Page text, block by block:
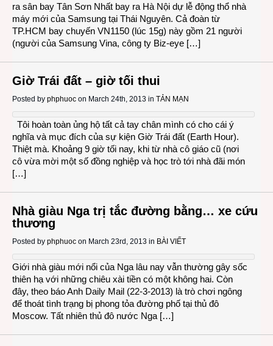
ra sân bay Tân Sơn Nhất bay ra Hà Nội dự lễ động thổ nhà
máy mới của Samsung tại Thái Nguyên. Cả đoàn từ
TP.HCM bay chuyến VN1150 (lúc 15g) này gồm 21 người
(người của Samsung Vina, công ty Biz-eye […]
Giờ Trái đất – giờ tối thui
Posted by phphuoc on March 24th, 2013 in TẢN MẠN
Tôi hoàn toàn ủng hộ tất cả tay chân mình có cho cái ý
nghĩa và mục đích của sự kiện Giờ Trái đất (Earth Hour).
Thiệt mà. Khoảng 9 giờ tối nay, khi từ nhà cô giáo cũ (nơi
cô vừa mời một số đồng nghiệp và học trò tới nhà đãi món
[…]
Nhà giàu Nga trị tắc đường bằng… xe cứu
thương
Posted by phphuoc on March 23rd, 2013 in BÀI VIẾT
Giới nhà giàu mới nổi của Nga lâu nay vẫn thường gây sốc
thiên hạ với những chiêu xài tiền có một không hai. Còn
đây, theo báo Anh Daily Mail (22-3-2013) là trò chơi ngông
để thoát tình trạng bị phong tỏa đường phố tại thủ đô
Moscow. Tất nhiên thủ đô nước Nga […]